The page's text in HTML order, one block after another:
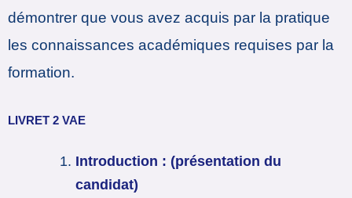
démontrer que vous avez acquis par la pratique
les connaissances académiques requises par la
formation.
LIVRET 2 VAE
Introduction : (présentation du
candidat)